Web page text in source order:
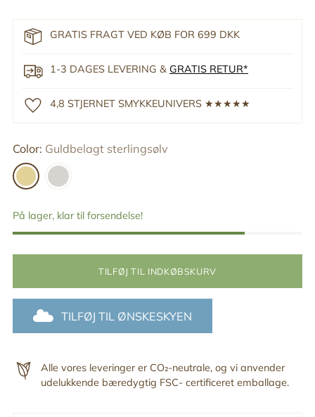
GRATIS FRAGT VED KØB FOR 699 DKK
1-3 DAGES LEVERING & GRATIS RETUR*
4,8 STJERNET SMYKKEUNIVERS ★★★★★
Color: Guldbelagt sterlingsølv
På lager, klar til forsendelse!
TILFØJ TIL INDKØBSKURV
TILFØJ TIL ØNSKESKYEN
Alle vores leveringer er CO₂-neutrale, og vi anvender
udelukkende bæredygtig FSC- certificeret emballage.